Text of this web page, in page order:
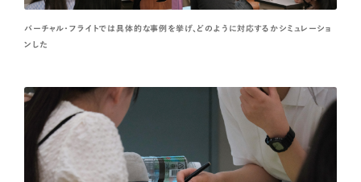
バーチャル・フライトでは具体的な事例を挙げ、どのように対応するかシミュレーショ
ンした